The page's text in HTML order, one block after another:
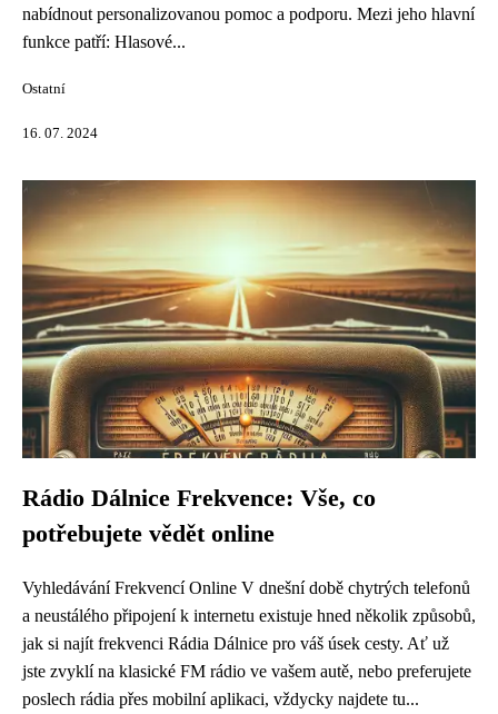
nabídnout personalizovanou pomoc a podporu. Mezi jeho hlavní
funkce patří: Hlasové...
Ostatní
16. 07. 2024
Rádio Dálnice Frekvence: Vše, co
potřebujete vědět online
Vyhledávání Frekvencí Online V dnešní době chytrých telefonů
a neustálého připojení k internetu existuje hned několik způsobů,
jak si najít frekvenci Rádia Dálnice pro váš úsek cesty. Ať už
jste zvyklí na klasické FM rádio ve vašem autě, nebo preferujete
poslech rádia přes mobilní aplikaci, vždycky najdete tu...